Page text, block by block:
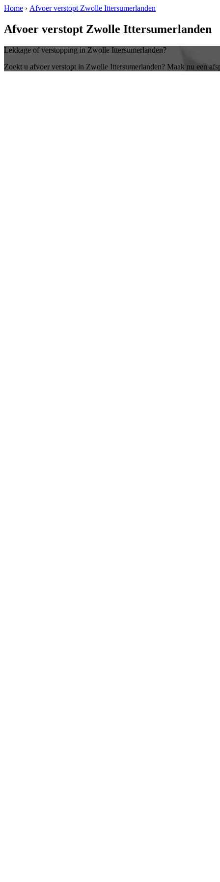
Home › Afvoer verstopt Zwolle Ittersumerlanden
Afvoer verstopt Zwolle Ittersumerlanden
Lekkage of verstopping in Zwolle Ittersumerlanden?
Zoekt u afvoer verstopt in Zwolle Ittersumerlanden? Maak nu een